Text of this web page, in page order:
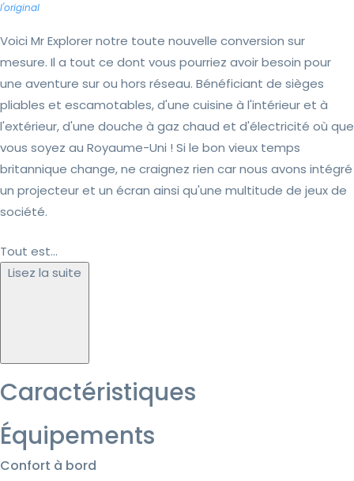
l'original
Voici Mr Explorer notre toute nouvelle conversion sur
mesure. Il a tout ce dont vous pourriez avoir besoin pour
une aventure sur ou hors réseau. Bénéficiant de sièges
pliables et escamotables, d'une cuisine à l'intérieur et à
l'extérieur, d'une douche à gaz chaud et d'électricité où que
vous soyez au Royaume-Uni ! Si le bon vieux temps
britannique change, ne craignez rien car nous avons intégré
un projecteur et un écran ainsi qu'une multitude de jeux de
société.
Tout est...
Lisez la suite
Caractéristiques
Équipements
Confort à bord